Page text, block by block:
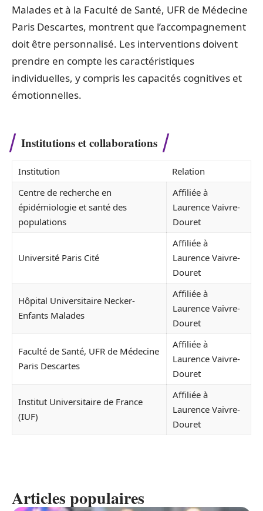
Malades et à la Faculté de Santé, UFR de Médecine
Paris Descartes, montrent que l’accompagnement
doit être personnalisé. Les interventions doivent
prendre en compte les caractéristiques
individuelles, y compris les capacités cognitives et
émotionnelles.
Institutions et collaborations
Institution
Relation
Centre de recherche en
épidémiologie et santé des
populations
Affiliée à
Laurence Vaivre-
Douret
Université Paris Cité
Affiliée à
Laurence Vaivre-
Douret
Hôpital Universitaire Necker-
Enfants Malades
Affiliée à
Laurence Vaivre-
Douret
Faculté de Santé, UFR de Médecine
Paris Descartes
Affiliée à
Laurence Vaivre-
Douret
Institut Universitaire de France
(IUF)
Affiliée à
Laurence Vaivre-
Douret
Articles populaires